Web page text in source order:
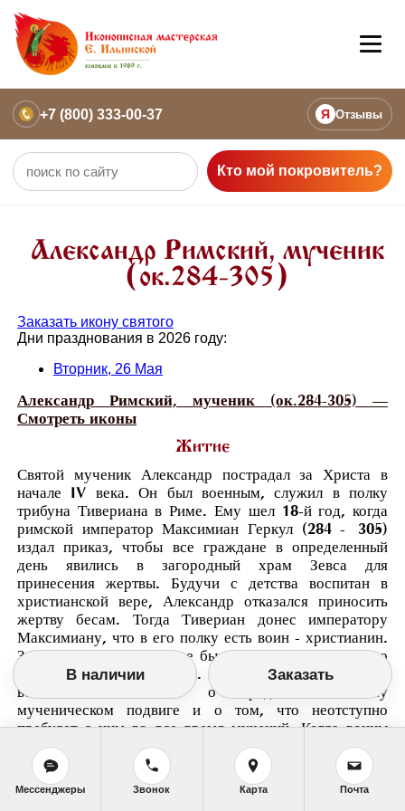
+7 (800) 333-00-37 Я Отзывы
Кто мой покровитель?
Александр Римский, мученик
(ок.284-305)
Заказать икону святого
Дни празднования в 2026 году:
Вторник, 26 Мая
Александр Римский, мученик (ок.284-305) —
Смотреть иконы
Житие
Святой мученик Александр пострадал за Христа в
начале IV века. Он был военным, служил в полку
трибуна Тивериана в Риме. Ему шел 18-й год, когда
римской император Максимиан Геркул (284 - 305)
издал приказ, чтобы все граждане в определенный
день явились в загородный храм Зевса для
принесения жертвы. Будучи с детства воспитан в
христианской вере, Александр отказался приносить
жертву бесам. Тогда Тивериан донес императору
Максимиану, что в его полку есть воин - христианин.
За Александром сразу же были посланы воины. В это
время Александр спал. Его разбудил Ангел,
возвестивший юноше о предстоявшем ему
мученическом подвиге и о том, что неотступно
пребудет с ним во все время мучений. Когда воины
пришли, Александр вышел к ним навстречу; лицо его
сияло таким светом, что воины, взглянув на него,
упали на землю. Святой ободрил их и просил
выполнить данный им приказ.
В наличии Заказать
Мессенджеры Звонок Карта Почта